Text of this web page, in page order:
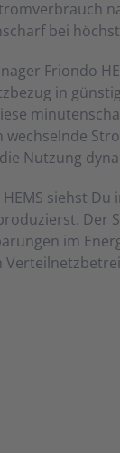
bei
Friondo
in
Nutzung
siehst
Der
im